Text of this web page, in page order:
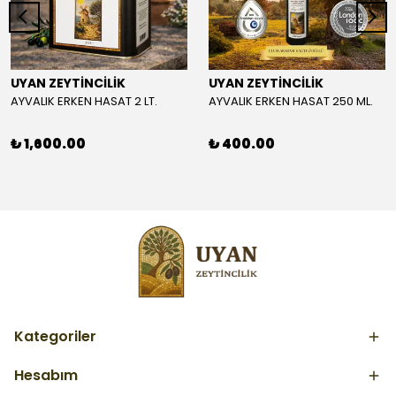
UYAN ZEYTİNCİLİK
AYVALIK ERKEN HASAT 2 LT.
₺ 1,600.00
UYAN ZEYTİNCİLİK
AYVALIK ERKEN HASAT 250 ML.
₺ 400.00
Kategoriler
Hesabım